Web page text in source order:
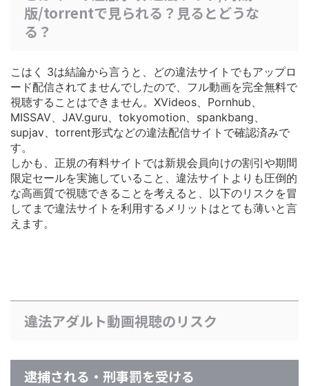
版/torrentで見られる？見るとどうな
る？
こはく 3は結論から言うと、どの違法サイトでもアップロ
ード配信されてませんでしたので、フル動画を完全無料で
視聴することはできません。XVideos、Pornhub、
MISSAV、JAV.guru、tokyomotion、spankbang、
supjav、torrent形式などの違法配信サイトで確認済みで
す。
しかも、正規の有料サイトでは新規会員向けの割引や期間
限定セールを実施している こと、違法サイトよりも圧倒的
な高画質で視聴できることを考えると、以下のリスクを冒
してまで違法サイトを利用するメリットはとても薄いと言
えます。
違法アダルト動画視聴のリスク
逮捕される・刑事罰を受ける